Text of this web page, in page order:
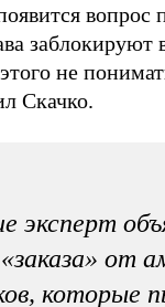
вопрос
заблокируют
не
Скачко.
эксперт
от
которые